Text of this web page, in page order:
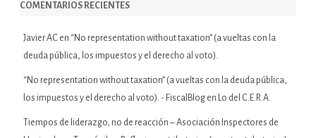
COMENTARIOS RECIENTES
Javier AC en “No representation without taxation” (a vueltas con la
deuda pública, los impuestos y el derecho al voto).
“No representation without taxation” (a vueltas con la deuda pública,
los impuestos y el derecho al voto). - FiscalBlog en Lo del C.E.R.A.
Tiempos de liderazgo, no de reacción – Asociación Inspectores de